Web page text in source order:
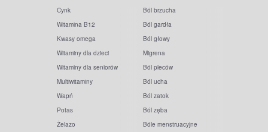
Cynk
Witamina B12
Kwasy omega
Witaminy dla dzieci
Witaminy dla seniorów
Multiwitaminy
Wapń
Potas
Żelazo
Ból brzucha
Ból gardła
Ból głowy
Migrena
Ból pleców
Ból ucha
Ból zatok
Ból zęba
Bóle menstruacyjne